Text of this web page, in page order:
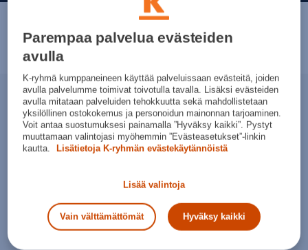
Nopeammin.
Tilaukset toimitetaan sinulle jopa kolmessa päivässä.
Helpommin.
Edullisemmin.
Jo yli 6000 huippuhalpaa tuotetta, joista saat K-Plussa-pisteitä.
Parempaa palvelua evästeiden
avulla
K-ryhmä kumppaneineen käyttää palveluissaan evästeitä, joiden
avulla palvelumme toimivat toivotulla tavalla. Lisäksi evästeiden
avulla mitataan palveluiden tehokkuutta sekä mahdollistetaan
yksilöllinen ostokokemus ja personoidun mainonnan tarjoaminen.
Voit antaa suostumuksesi painamalla ”Hyväksy kaikki”. Pystyt
muuttamaan valintojasi myöhemmin ”Evästeasetukset”-linkin
kautta.
Lisätietoja K-ryhmän evästekäytännöistä
Lisää valintoja
Vain välttämättömät Hyväksy kaikki